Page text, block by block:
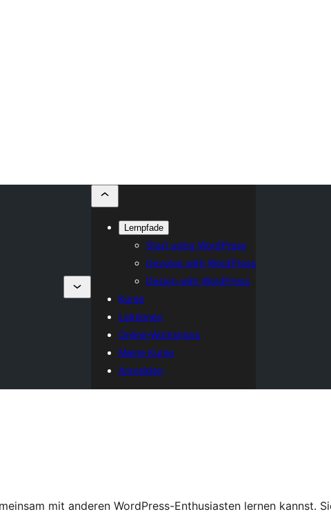
Lernpfade
Start using WordPress
Develop with WordPress
Design with WordPress
Kurse
Lektionen
Online-Workshops
Meine Kurse
Anmelden
mit anderen WordPress-Enthusiasten lernen kannst.